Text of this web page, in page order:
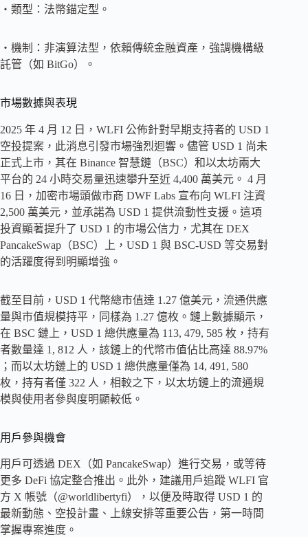
・類型：法幣錨定型。
・機制：非演算法型，依賴傳統金融資產，強調機構級
託管（如 BitGo）。
市場數據與表現
2025 年 4 月 12 日，WLFI 公佈針對早期支持者的 USD 1
空投提案，此消息引發市場強烈迴響。儘管 USD 1 尚未
正式上市，其在 Binance 智慧鏈（BSC）和以​​太坊兩大
平台的 24 小時交易量迅速攀升至近 4,400 萬美元。 4 月
16 日，加密市場頭做市商 DWF Labs 宣布向 WLFI 注資
2,500 萬美元，並承諾為 USD 1 提供流動性支援。這項
投資顯著提升了 USD 1 的市場公信力，尤其在 DEX
PancakeSwap（BSC）上，USD 1 與 BSC-USD 等交易對
的活躍度得到明顯增強。
截至目前，USD 1 代幣總市值達 1.27 億美元，流通供應
量與市值規模持平，同樣為 1.27 億枚。鏈上數據顯示，
在 BSC 鏈上，USD 1 總供應量為 113, 479, 585 枚，持有
者數量達 1, 812 人，該鏈上的代幣市值佔比高達 88.97%
；而以太坊鏈上的 USD 1 總供應量僅為 14, 491, 580
枚，持有者僅 322 人，相較之下，以太坊鏈上的流通規
模與使用者參與度明顯較低。
用戶參與機會
用戶可透過 DEX（如 PancakeSwap）進行交易，或等待
更多 DeFi 協定整合推出。此外，建議用戶追蹤 WLFI 官
方 X 帳號（@worldlibertyfi），以便及時取得 USD 1 的
最新動態、空投計畫、上線安排等重要公告，第一時間
掌握專案進度。